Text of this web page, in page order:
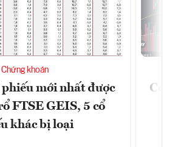
Chứng khoán
phiếu mới nhất được
FTSE GEIS, 5 cổ
khác bị loại
Có